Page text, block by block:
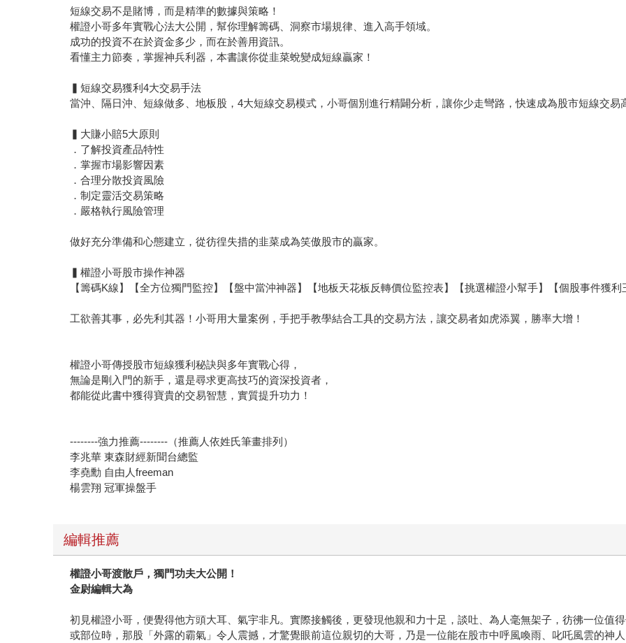
短線交易不是賭博，而是精準的數據與策略！
權證小哥多年實戰心法大公開，幫你理解籌碼、洞察市場規律、進入高手領域。
成功的投資不在於資金多少，而在於善用資訊。
看懂主力節奏，掌握神兵利器，本書讓你從韭菜蛻變成短線贏家！
▍短線交易獲利4大交易手法
當沖、隔日沖、短線做多、地板股，4大短線交易模式，小哥個別進行精闢分析，讓你少走彎路，快速成為股市短線交易
▍大賺小賠5大原則
．了解投資產品特性
．掌握市場影響因素
．合理分散投資風險
．制定靈活交易策略
．嚴格執行風險管理
做好充分準備和心態建立，從彷徨失措的韭菜成為笑傲股市的贏家。
▍權證小哥股市操作神器
【籌碼K線】【全方位獨門監控】【盤中當沖神器】【地板天花板反轉價位監控表】【挑選權證小幫手】【個股事件獲利
工欲善其事，必先利其器！小哥用大量案例，手把手教學結合工具的交易方法，讓交易者如虎添翼，勝率大增！
權證小哥傳授股市短線獲利秘訣與多年實戰心得，
無論是剛入門的新手，還是尋求更高技巧的資深投資者，
都能從此書中獲得寶貴的交易智慧，實質提升功力！
--------強力推薦--------（推薦人依姓氏筆畫排列）
李兆華 東森財經新聞台總監
李堯勳 自由人freeman
楊雲翔 冠軍操盤手
編輯推薦
權證小哥渡散戶，獨門功夫大公開！
金尉編輯大為
初見權證小哥，便覺得他方頭大耳、氣宇非凡。實際接觸後，更發現他親和力十足，談吐、為人毫無架子，彷彿一位值
或部位時，那股「外露的霸氣」令人震撼，才驚覺眼前這位親切的大哥，乃是一位能在股市中呼風喚雨、叱吒風雲的神人